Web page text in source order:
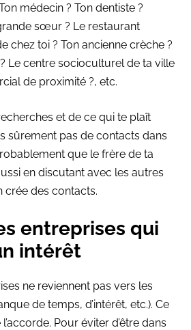
médecin ? Ton dentiste ?
sœur ? Le restaurant
chez toi ? Ton ancienne crèche ?
Le centre socioculturel de ta ville
de proximité ?, etc.
et de ce qui te plaît
sûrement pas de contacts dans
que le frère de ta
en discutant avec les autres
crée des contacts.
entreprises qui
intérêt
ne reviennent pas vers les
de temps, d’intérêt, etc.). Ce
Pour éviter d’être dans